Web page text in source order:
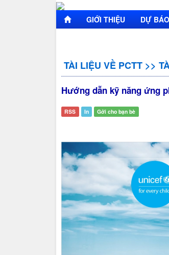
GIỚI THIỆU DỰ
TÀI LIỆU VỀ PCTT >>
Hướng dẫn kỹ năng ứng
RSS In Gởi cho bạn bè